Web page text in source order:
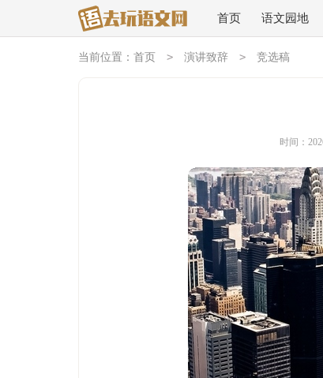
首页 语文园地
当前位置： 首页 > 演讲致辞 > 竞选稿
时间：